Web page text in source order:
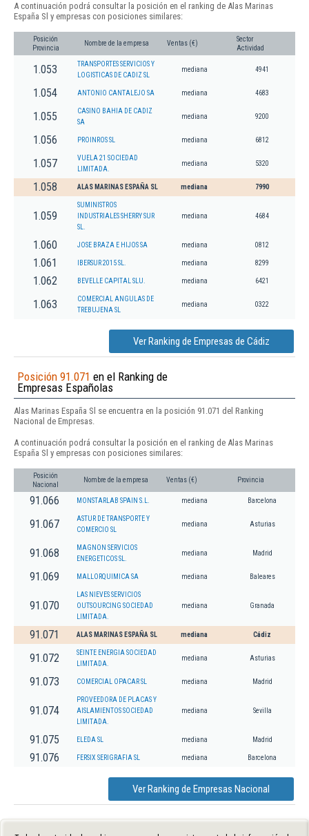
A continuación podrá consultar la posición en el ranking de Alas Marinas
España Sl y empresas con posiciones similares:
Posición
Provincia
Nombre de la empresa Ventas (€)
Sector
Actividad
1.053
TRANSPORTES SERVICIOS Y
LOGISTICAS DE CADIZ SL
mediana 4941
1.054 ANTONIO CANTALEJO SA mediana 4683
1.055
CASINO BAHIA DE CADIZ
SA
mediana 9200
1.056 PROINROS SL mediana 6812
1.057
VUELA 21 SOCIEDAD
LIMITADA.
mediana 5320
1.058 ALAS MARINAS ESPAÑA SL mediana 7990
1.059
SUMINISTROS
INDUSTRIALES SHERRY SUR
SL.
mediana 4684
1.060 JOSE BRAZA E HIJOS SA mediana 0812
1.061 IBERSUR 2015 SL. mediana 8299
1.062 BEVELLE CAPITAL SLU. mediana 6421
1.063
COMERCIAL ANGULAS DE
TREBUJENA SL
mediana 0322
Ver Ranking de Empresas de Cádiz
Posición 91.071 en el Ranking de
Empresas Españolas
Alas Marinas España Sl se encuentra en la posición 91.071 del Ranking
Nacional de Empresas.
A continuación podrá consultar la posición en el ranking de Alas Marinas
España Sl y empresas con posiciones similares:
Posición
Nacional
Nombre de la empresa Ventas (€) Provincia
91.066 MONSTARLAB SPAIN S.L. mediana Barcelona
91.067
ASTUR DE TRANSPORTE Y
COMERCIO SL
mediana Asturias
91.068
MAGNON SERVICIOS
ENERGETICOS SL.
mediana Madrid
91.069 MALLORQUIMICA SA mediana Baleares
91.070
LAS NIEVES SERVICIOS
OUTSOURCING SOCIEDAD
LIMITADA.
mediana Granada
91.071 ALAS MARINAS ESPAÑA SL mediana Cádiz
91.072
SEINTE ENERGIA SOCIEDAD
LIMITADA.
mediana Asturias
91.073 COMERCIAL OPACAR SL mediana Madrid
91.074
PROVEEDORA DE PLACAS Y
AISLAMIENTOS SOCIEDAD
LIMITADA.
mediana Sevilla
91.075 ELEDA SL mediana Madrid
91.076 FERSIX SERIGRAFIA SL mediana Barcelona
Ver Ranking de Empresas Nacional